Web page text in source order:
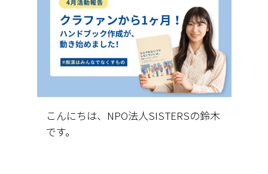
こんにちは、NPO法人SISTERSの鈴木
です。